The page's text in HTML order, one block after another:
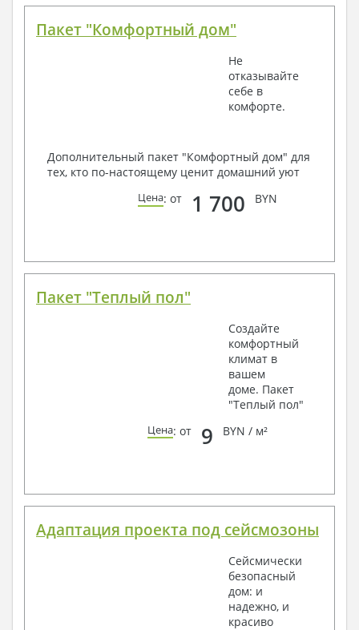
Пакет "Комфортный дом"
Не
отказывайте
себе в
комфорте.
Дополнительный пакет "Комфортный дом" для
тех, кто по-настоящему ценит домашний уют
Цена: от 1 700 BYN
Пакет "Теплый пол"
Создайте
комфортный
климат в
вашем
доме. Пакет
"Теплый пол"
Цена: от 9 BYN / м²
Адаптация проекта под сейсмозоны
Сейсмически
безопасный
дом: и
надежно, и
красиво